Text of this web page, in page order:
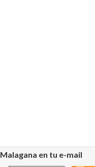
Malagana en tu e-mail